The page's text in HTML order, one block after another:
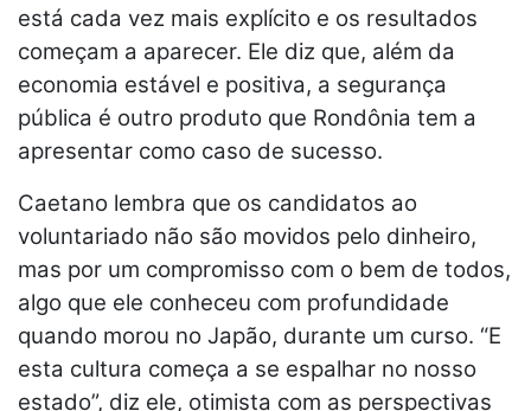
está cada vez mais explícito e os resultados
começam a aparecer. Ele diz que, além da
economia estável e positiva, a segurança
pública é outro produto que Rondônia tem a
apresentar como caso de sucesso.
Caetano lembra que os candidatos ao
voluntariado não são movidos pelo dinheiro,
mas por um compromisso com o bem de todos,
algo que ele conheceu com profundidade
quando morou no Japão, durante um curso. “E
esta cultura começa a se espalhar no nosso
estado”, diz ele, otimista com as perspectivas